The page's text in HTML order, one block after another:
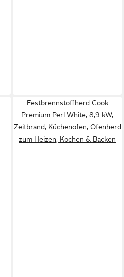
Festbrennstoffherd Cook
Premium Perl White, 8,9 kW,
Zeitbrand, Küchenofen, Ofenherd
zum Heizen, Kochen & Backen